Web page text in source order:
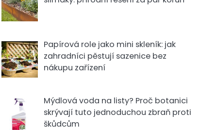
Papírová role jako mini skleník: jak
zahradníci pěstují sazenice bez
nákupu zařízení
Mýdlová voda na listy? Proč botanici
skrývají tuto jednoduchou zbraň proti
škůdcům